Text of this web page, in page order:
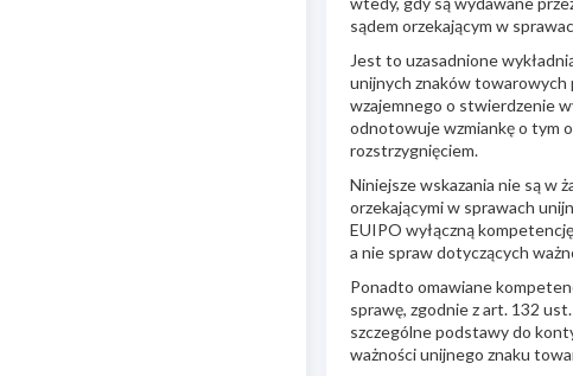
sądem orzekającym w
Jest to uzasadnione
unijnych znaków towarowych
wzajemnego o stwierdzenie
odnotowuje wzmiankę o tym
rozstrzygnięciem.
Niniejsze wskazania nie są w
orzekającymi w sprawach
EUIPO wyłączną
a nie spraw dotyczących
Ponadto omawiane
sprawę, zgodnie z art. 132
szczególne podstawy do
ważności unijnego znaku